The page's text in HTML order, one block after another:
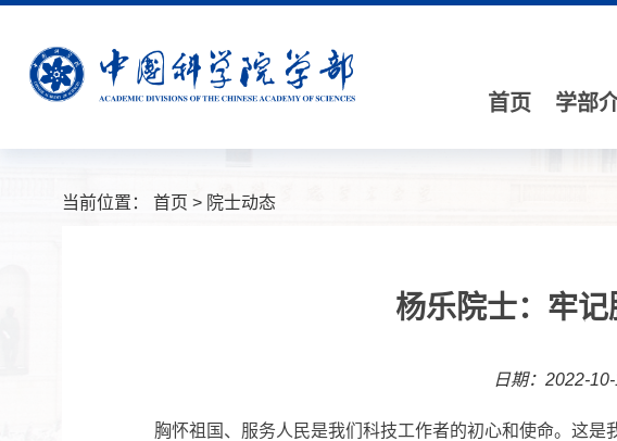
首页 学部
当前位置： 首页 > 院士动态
杨乐院士：牢
日期：2022-
胸怀祖国、服务人民是我们科技工作者的初心和使命。这